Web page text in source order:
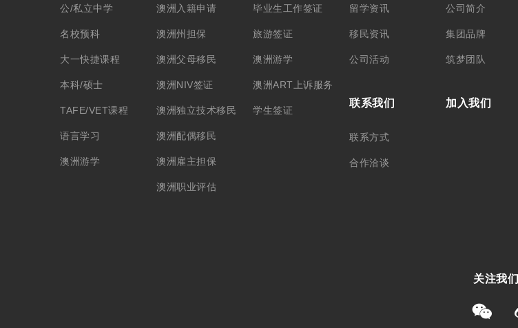
公/私立中学
名校预科
大一快捷课程
本科/硕士
TAFE/VET课程
语言学习
澳洲游学
澳洲入籍申请
澳洲州担保
澳洲父母移民
澳洲NIV签证
澳洲独立技术移民
澳洲配偶移民
澳洲雇主担保
澳洲职业评估
毕业生工作签证
旅游签证
澳洲游学
澳洲ART上诉服务
学生签证
留学资讯
移民资讯
公司活动
联系我们
联系方式
合作洽谈
公司简介
集团品牌
筑梦团队
加入我们
关注我们